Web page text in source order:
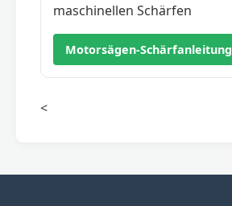
maschinellen Schärfen
Motorsägen-Schärfanleitung
<